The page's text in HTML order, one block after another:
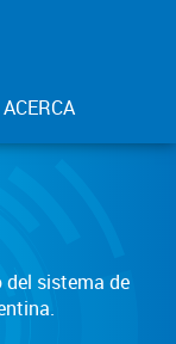
ACERCA
sistema de